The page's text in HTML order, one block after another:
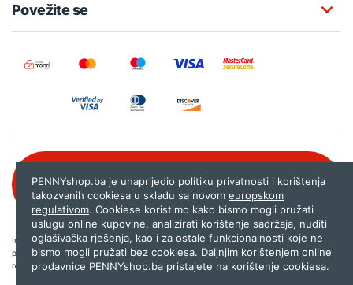
Povežite se
080 020 261
Internet trgovina PENNYshop.ba nastoji objavljivati samo provjerene i pravilne
podatke. Ako na našoj stranici otkrijete neistinite, odnosno neadekvatne informacije,
molimo vas da nam to javite nashop@pennyplus.com .
PENNYshop.ba je unaprijedio politiku privatnosti i korištenja
takozvanih cookiesa u skladu sa novom europskom
regulativom. Cookiese koristimo kako bismo mogli pružati
uslugu online kupovine, analizirati korištenje sadržaja, nuditi
oglašivačka rješenja, kao i za ostale funkcionalnosti koje ne
bismo mogli pružati bez cookiesa. Daljnjim korištenjem online
prodavnice PENNYshop.ba pristajete na korištenje cookiesa.